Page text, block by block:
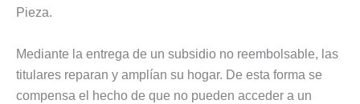
Pieza.
Mediante la entrega de un subsidio no reembolsable, las
titulares reparan y amplían su hogar. De esta forma se
compensa el hecho de que no pueden acceder a un